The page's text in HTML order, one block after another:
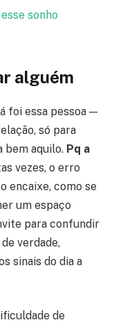
sonho
alguém
foi essa pessoa —
só para
bem aquilo. Pq a
vezes, o erro
encaixe, como se
um espaço
para confundir
verdade,
sinais do dia a
de